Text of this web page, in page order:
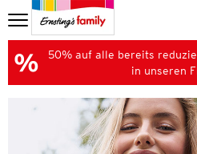
50% auf alle bereits
in unseren